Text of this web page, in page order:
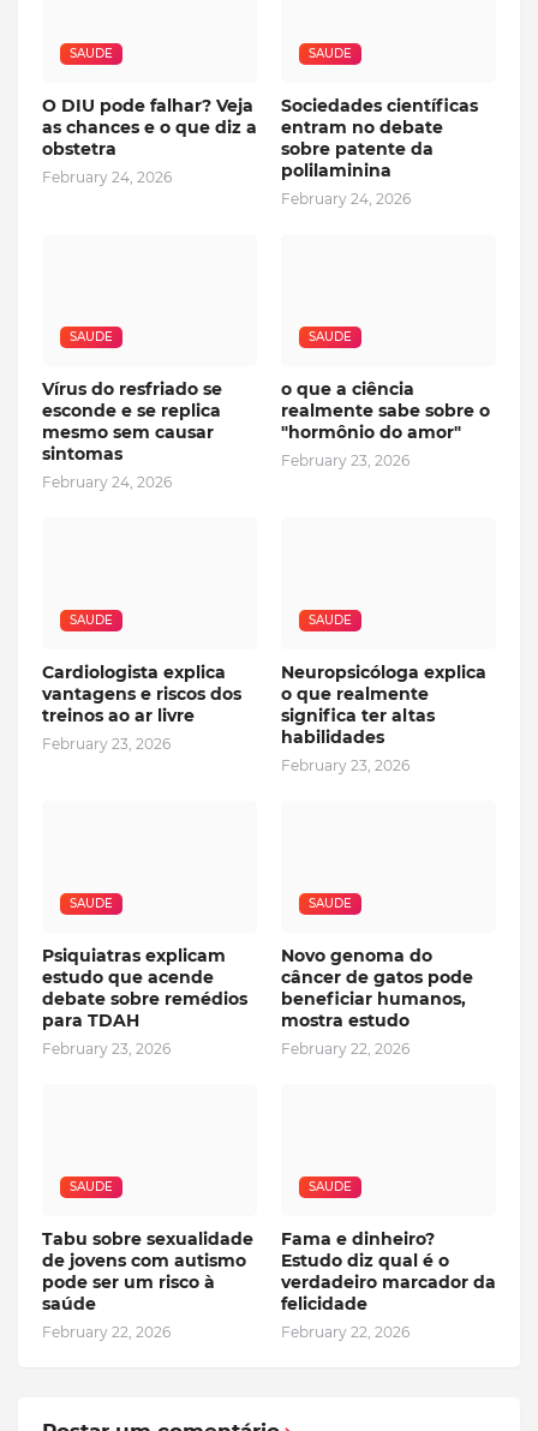
SAUDE
O DIU pode falhar? Veja
as chances e o que diz a
obstetra
February 24, 2026
SAUDE
Sociedades científicas
entram no debate
sobre patente da
polilaminina
February 24, 2026
SAUDE
Vírus do resfriado se
esconde e se replica
mesmo sem causar
sintomas
February 24, 2026
SAUDE
o que a ciência
realmente sabe sobre o
"hormônio do amor"
February 23, 2026
SAUDE
Cardiologista explica
vantagens e riscos dos
treinos ao ar livre
February 23, 2026
SAUDE
Neuropsicóloga explica
o que realmente
significa ter altas
habilidades
February 23, 2026
SAUDE
Psiquiatras explicam
estudo que acende
debate sobre remédios
para TDAH
February 23, 2026
SAUDE
Novo genoma do
câncer de gatos pode
beneficiar humanos,
mostra estudo
February 22, 2026
SAUDE
Tabu sobre sexualidade
de jovens com autismo
pode ser um risco à
saúde
February 22, 2026
SAUDE
Fama e dinheiro?
Estudo diz qual é o
verdadeiro marcador da
felicidade
February 22, 2026